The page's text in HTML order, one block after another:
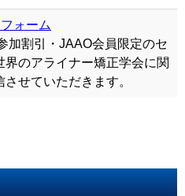
ォーム
加割引・JAAO会員限定のセ
界のアライナー矯正学会に関
せていただきます。